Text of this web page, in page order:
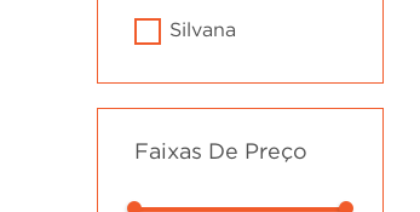
fechaduras para
fechadura interna
silvana
Faixas De Preço